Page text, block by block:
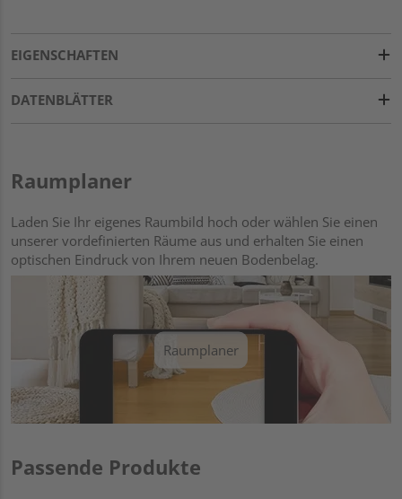
EIGENSCHAFTEN
DATENBLÄTTER
Raumplaner
Laden Sie Ihr eigenes Raumbild hoch oder wählen Sie einen
unserer vordefinierten Räume aus und erhalten Sie einen
optischen Eindruck von Ihrem neuen Bodenbelag.
Raumplaner
Passende Produkte